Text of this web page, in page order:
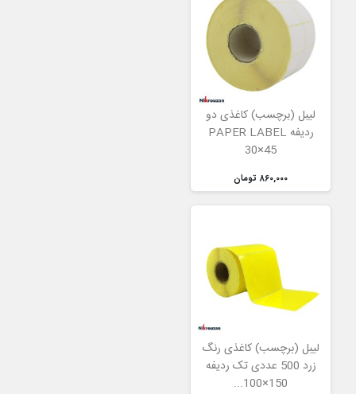
لیبل (برچسب) کاغذی دو
ردیفه PAPER LABEL
30×45
860,000 تومان
لیبل (برچسب) کاغذی رنگ
زرد 500 عددی تک ردیفه
150×100...